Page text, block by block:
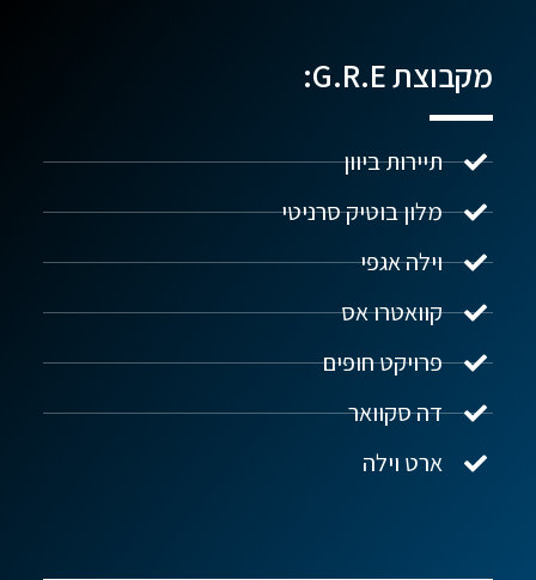
מקבוצת G.R.E:
תיירות ביוון
מלון בוטיק סרניטי
וילה אגפי
קוואטרו אס
פרויקט חופים
דה סקוואר
ארט וילה
נדל"ן ביוון G.R.E
שלום! איך אפשר לעזור?